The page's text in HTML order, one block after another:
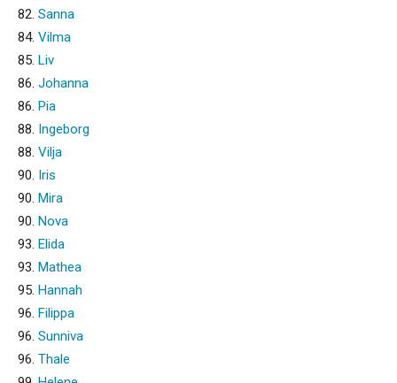
82. Sanna
84. Vilma
85. Liv
86. Johanna
86. Pia
88. Ingeborg
88. Vilja
90. Iris
90. Mira
90. Nova
93. Elida
93. Mathea
95. Hannah
96. Filippa
96. Sunniva
96. Thale